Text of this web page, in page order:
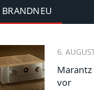
BRANDNEU
6.
Marantz
vor